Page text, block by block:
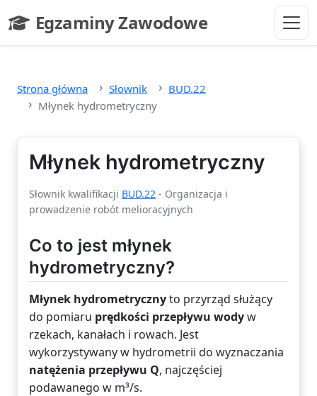
Egzaminy Zawodowe
- strona główna
Strona główna Słownik
BUD.22
Młynek hydrometryczny
Młynek hydrometryczny
Słownik kwalifikacji BUD.22 - Organizacja i
prowadzenie robót melioracyjnych
Co to jest młynek
hydrometryczny?
Młynek hydrometrycznyto przyrząd służący
do pomiaru prędkości przepływu wodyw
rzekach, kanałach i rowach. Jest
wykorzystywany w hydrometrii do wyznaczania
natężenia przepływu Q, najczęściej
podawanego w m³/s.